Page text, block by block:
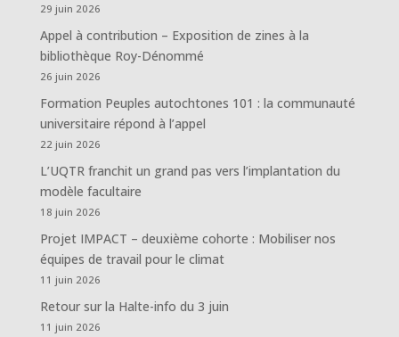
29 juin 2026
Appel à contribution – Exposition de zines à la
bibliothèque Roy-Dénommé
26 juin 2026
Formation Peuples autochtones 101 : la communauté
universitaire répond à l’appel
22 juin 2026
L’UQTR franchit un grand pas vers l’implantation du
modèle facultaire
18 juin 2026
Projet IMPACT – deuxième cohorte : Mobiliser nos
équipes de travail pour le climat
11 juin 2026
Retour sur la Halte-info du 3 juin
11 juin 2026